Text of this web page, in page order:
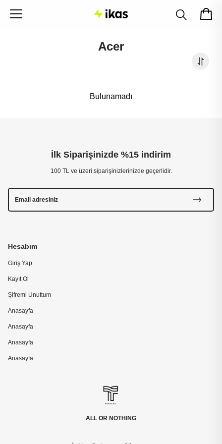
Acer
Bulunamadı
ALL OR NOTHING
Hesabım
Giriş Yap
Kayıt Ol
Şifremi Unuttum
Anasayfa
Anasayfa
Anasayfa
Anasayfa
İlk Siparişinizde %15 indirim
100 TL ve üzeri siparişinizlerinizde geçerlidir.